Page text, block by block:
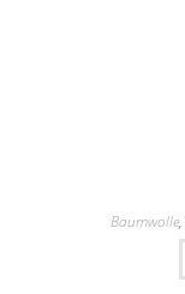
Baumwolle,